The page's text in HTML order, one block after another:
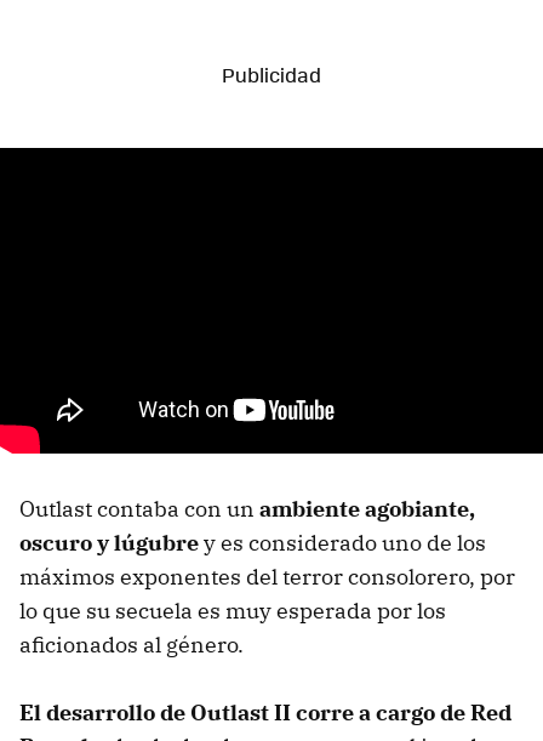
Outlast contaba con un ambiente agobiante,
oscuro y lúgubrey es considerado uno de los
máximos exponentes del terror consolorero, por
lo que su secuela es muy esperada por los
aficionados al género.
El desarrollo de Outlast II corre a cargo de Red